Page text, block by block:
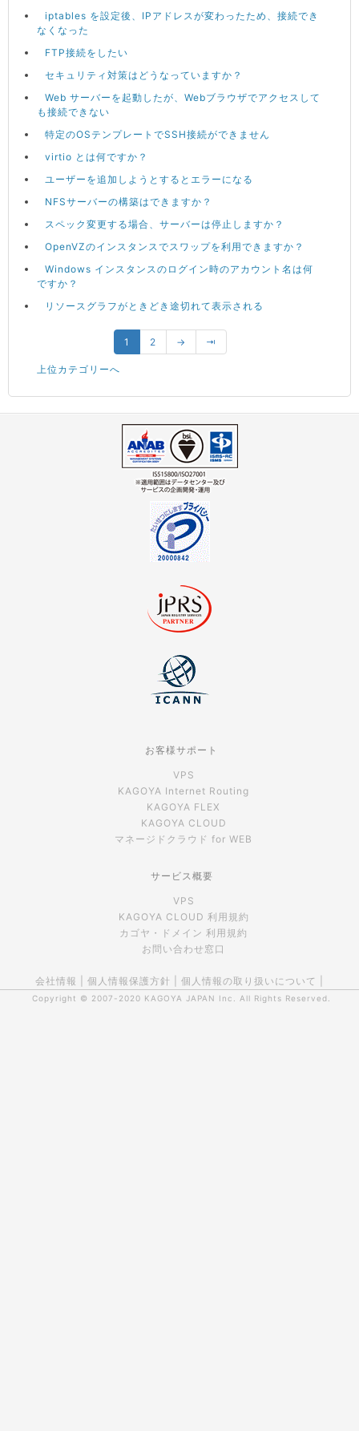
iptables を設定後、IPアドレスが変わったため、接続でき
なくなった
FTP接続をしたい
セキュリティ対策はどうなっていますか？
Web サーバーを起動したが、Webブラウザでアクセスして
も接続できない
特定のOSテンプレートでSSH接続ができません
virtio とは何ですか？
ユーザーを追加しようとするとエラーになる
NFSサーバーの構築はできますか？
スペック変更する場合、サーバーは停止しますか？
OpenVZのインスタンスでスワップを利用できますか？
Windows インスタンスのログイン時のアカウント名は何
ですか？
リソースグラフがときどき途切れて表示される
1 2 → ⇥
上位カテゴリーへ
お客様サポート
VPS
KAGOYA Internet Routing
KAGOYA FLEX
KAGOYA CLOUD
マネージドクラウド for WEB
サービス概要
VPS
KAGOYA CLOUD 利用規約
カゴヤ・ドメイン 利用規約
お問い合わせ窓口
会社情報 個人情報保護方針 個人情報の取り扱いについて
Copyright © 2007-2020 KAGOYA JAPAN Inc. All Rights Reserved.